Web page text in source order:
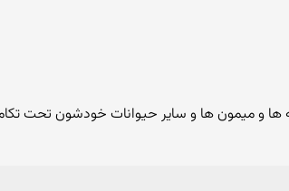
و میمون ها و سایر حیوانات خودشون تحت